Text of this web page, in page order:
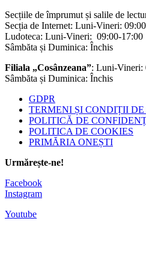
Secțiile de împrumut și salile de
Secția de Internet: Luni-Vineri:
Ludoteca: Luni-Vineri: 09:00-17:00
Sâmbăta și Duminica: Închis
Filiala „Cosânzeana”: Luni-Vineri:
Sâmbăta și Duminica: Închis
GDPR
TERMENI ȘI CONDIȚII
POLITICĂ DE
POLITICA DE COOKIES
PRIMĂRIA ONEȘTI
Urmărește-ne!
Facebook
Instagram
Youtube